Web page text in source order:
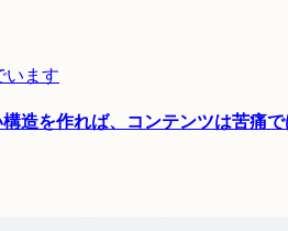
います
造を作れば、コンテンツは苦痛